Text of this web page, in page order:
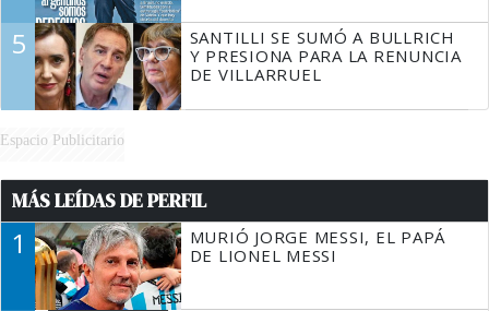
5
SANTILLI SE SUMÓ A BULLRICH
Y PRESIONA PARA LA RENUNCIA
DE VILLARRUEL
Espacio Publicitario
MÁS LEÍDAS DE PERFIL
1
MURIÓ JORGE MESSI, EL PAPÁ
DE LIONEL MESSI